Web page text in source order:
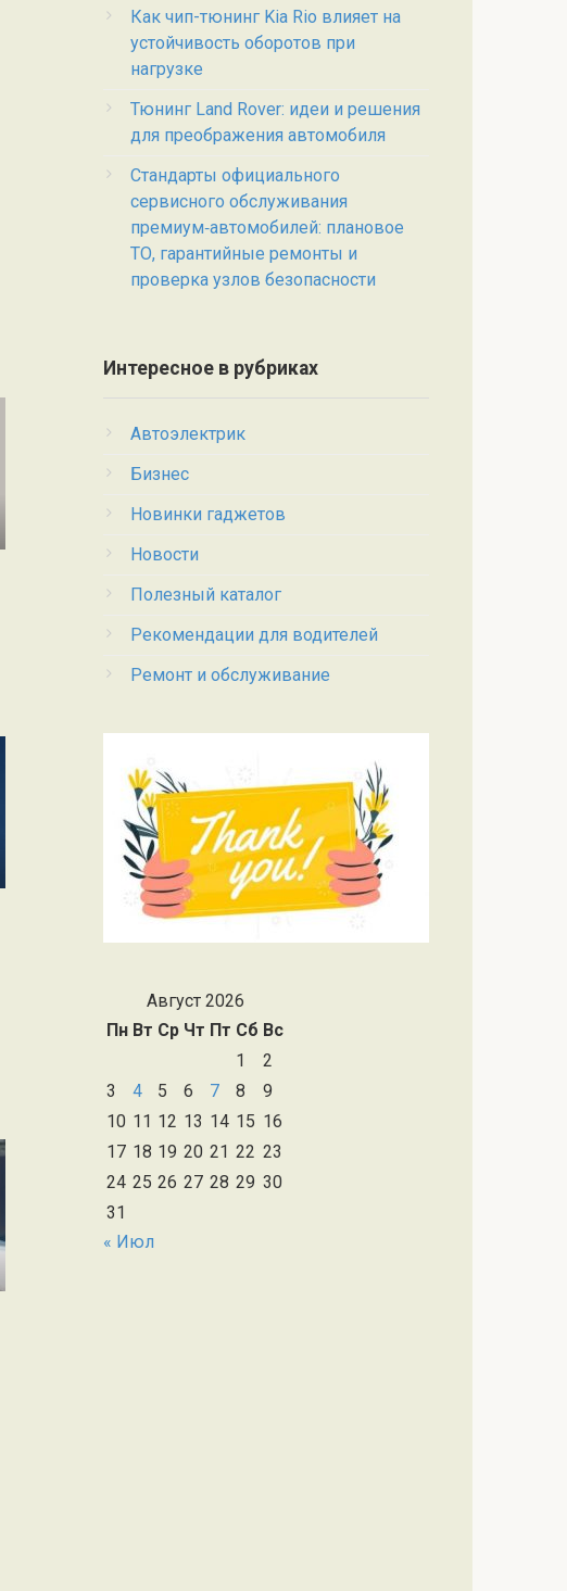
Как чип-тюнинг Kia Rio влияет на
устойчивость оборотов при
нагрузке
Тюнинг Land Rover: идеи и решения
для преображения автомобиля
Стандарты официального
сервисного обслуживания
премиум‑автомобилей: плановое
ТО, гарантийные ремонты и
проверка узлов безопасности
Интересное в рубриках
Автоэлектрик
Бизнес
Новинки гаджетов
Новости
Полезный каталог
Рекомендации для водителей
Ремонт и обслуживание
Август 2026
Пн Вт Ср Чт Пт Сб Вс
1
2
3
4 5 6 7 8
9
10 11 12 13 14 15 16
17 18 19 20 21 22 23
24 25 26 27 28 29 30
31
« Июл